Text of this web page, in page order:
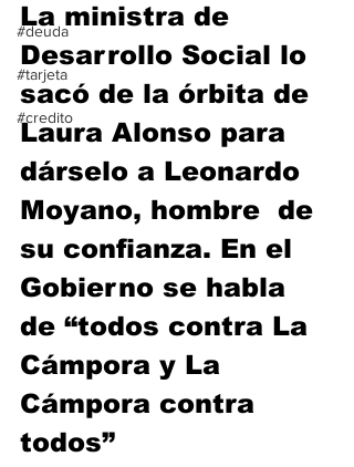
#deuda
#tarjeta
#credito
La ministra de
Desarrollo Social lo
sacó de la órbita de
Laura Alonso para
dárselo a Leonardo
Moyano, hombre  de
su confianza. En el
Gobierno se habla
de “todos contra La
Cámpora y La
Cámpora contra
todos”